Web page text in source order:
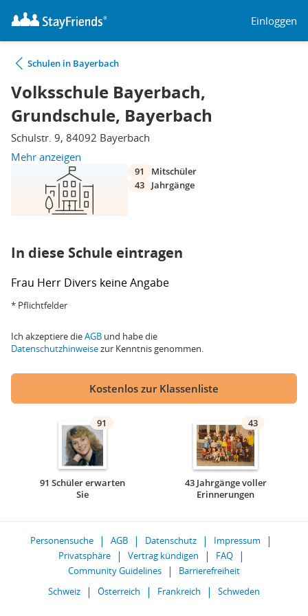
Einloggen
Schulen in Bayerbach
Volksschule Bayerbach,
Grundschule, Bayerbach
Schulstr. 9, 84092 Bayerbach
Mehr anzeigen
91
Mitschüler
43
Jahrgänge
In diese Schule eintragen
Frau Herr Divers keine Angabe
* Pflichtfelder
Ich akzeptiere dieAGB und habe die
Datenschutzhinweisezur Kenntnis genommen.
Kostenlos zur Klassenliste
91
91 Schüler erwarten
Sie
43
43 Jahrgänge voller
Erinnerungen
Personensuche AGB Datenschutz
Impressum
Privatsphäre
Vertrag kündigen
FAQ
Community Guidelines
Barrierefreiheit
Schweiz
Österreich Frankreich Schweden